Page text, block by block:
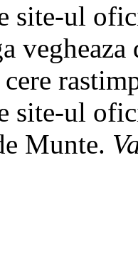
site-ul
site-ul
Munte.